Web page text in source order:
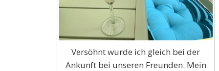
Versöhnt wurde ich gleich bei der
Ankunft bei unseren Freunden. Mein